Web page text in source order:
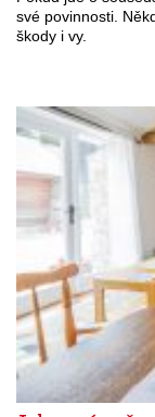
své povinnosti.
škody i vy.